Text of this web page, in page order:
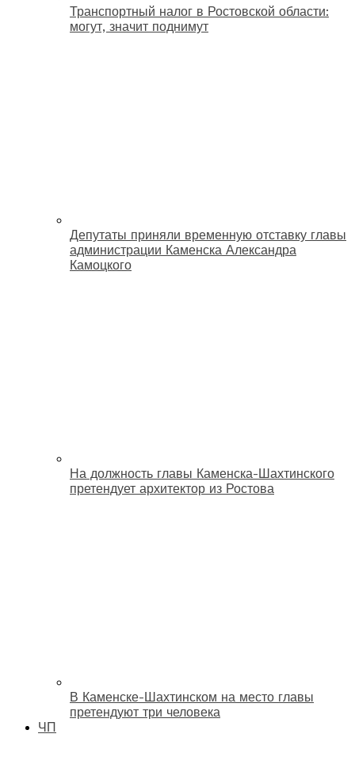
Транспортный налог в Ростовской области:
могут, значит поднимут
Депутаты приняли временную отставку главы
администрации Каменска Александра
Камоцкого
На должность главы Каменска-Шахтинского
претендует архитектор из Ростова
В Каменске-Шахтинском на место главы
претендуют три человека
ЧП